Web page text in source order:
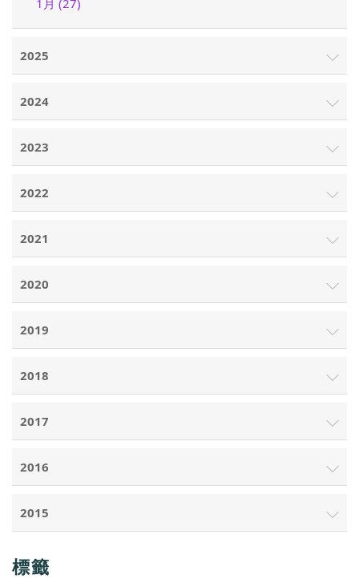
1月 (27)
2025
2024
2023
2022
2021
2020
2019
2018
2017
2016
2015
標籤